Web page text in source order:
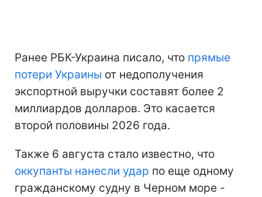
Ранее РБК-Украина писало, что прямые
потери Украины от недополучения
экспортной выручки составят более 2
миллиардов долларов. Это касается
второй половины 2026 года.
Также 6 августа стало известно, что
оккупанты нанесли удар по еще одному
гражданскому судну в Черном море -